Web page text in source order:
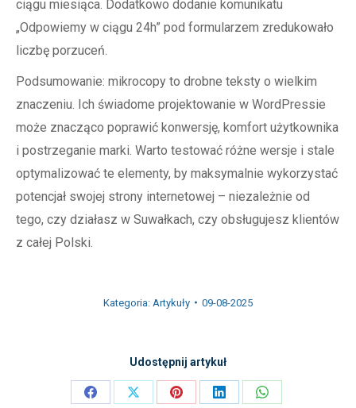
ciągu miesiąca. Dodatkowo dodanie komunikatu
„Odpowiemy w ciągu 24h” pod formularzem zredukowało
liczbę porzuceń.
Podsumowanie: mikrocopy to drobne teksty o wielkim
znaczeniu. Ich świadome projektowanie w WordPressie
może znacząco poprawić konwersję, komfort użytkownika
i postrzeganie marki. Warto testować różne wersje i stale
optymalizować te elementy, by maksymalnie wykorzystać
potencjał swojej strony internetowej – niezależnie od
tego, czy działasz w Suwałkach, czy obsługujesz klientów
z całej Polski.
Kategoria: Artykuły 09-08-2025
Udostępnij artykuł
Share Share Share Share Share